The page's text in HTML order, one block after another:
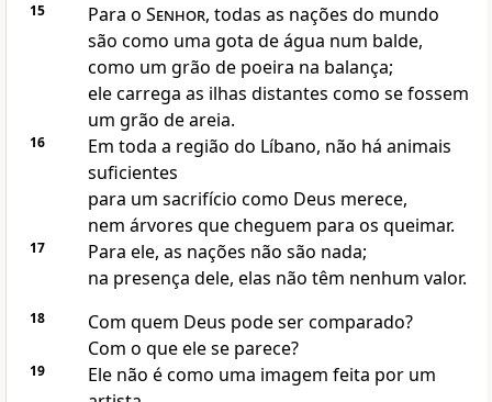
15 Para o Senhor, todas as nações do mundo
são como uma gota de água num balde,
como um grão de poeira na balança;
ele carrega as ilhas distantes como se fossem
um grão de areia.
16
Em toda a região do Líbano, não há animais
suficientes
para um sacrifício como Deus merece,
nem árvores que cheguem para os queimar.
17
Para ele, as nações não são nada;
na presença dele, elas não têm nenhum valor.
18
Com quem Deus pode ser comparado?
Com o que ele se parece?
19
Ele não é como uma imagem feita por um